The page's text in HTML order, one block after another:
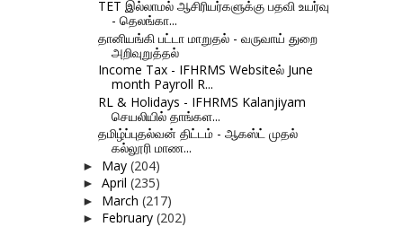
TET இல்லாமல் ஆசிரியர்களுக்கு பதவி உயர்வு
- தெலங்கா...
தானியங்கி பட்டா மாறுதல் - வருவாய் துறை
அறிவுறுத்தல்
Income Tax - IFHRMS Websiteல் June
month Payroll R...
RL & Holidays - IFHRMS Kalanjiyam
செயலியில் தாங்கள...
தமிழ்ப்புதல்வன் திட்டம் - ஆகஸ்ட் முதல்
கல்லூரி மாண...
► May (204)
► April (235)
► March (217)
► February (202)